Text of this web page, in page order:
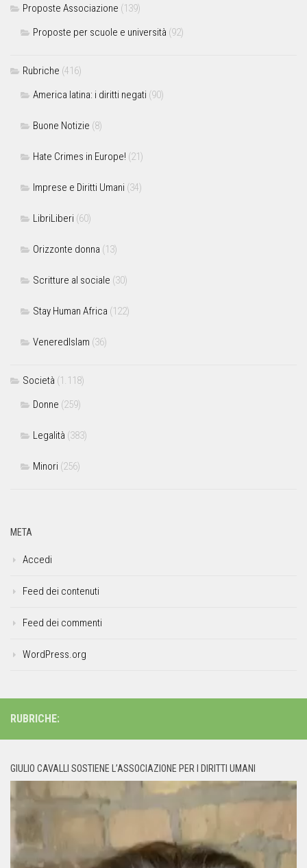
Proposte Associazione (139)
Proposte per scuole e università (92)
Rubriche (416)
America latina: i diritti negati (90)
Buone Notizie (8)
Hate Crimes in Europe! (21)
Imprese e Diritti Umani (34)
LibriLiberi (60)
Orizzonte donna (13)
Scritture al sociale (30)
Stay Human Africa (122)
VeneredIslam (36)
Società (1.118)
Donne (259)
Legalità (383)
Minori (256)
META
Accedi
Feed dei contenuti
Feed dei commenti
WordPress.org
RUBRICHE:
GIULIO CAVALLI SOSTIENE L’ASSOCIAZIONE PER I DIRITTI UMANI
Player